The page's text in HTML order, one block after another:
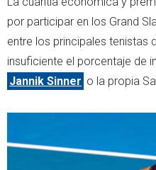
por participar en los Grand
entre los principales tenistas
insuficiente el porcentaje de
Jannik Sinner o la propia